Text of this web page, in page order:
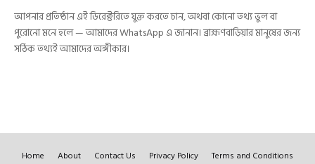
আপনার প্রতিষ্ঠান এই ডিরেক্টরিতে যুক্ত করতে চান, অথবা কোনো তথ্য ভুল বা
পুরোনো মনে হলে — আমাদের WhatsApp এ জানান। ব্রাহ্মণবাড়িয়ার মানুষের জন্য
সঠিক তথ্যই আমাদের অঙ্গীকার।
Home About Contact Us Privacy Policy
Terms and Conditions